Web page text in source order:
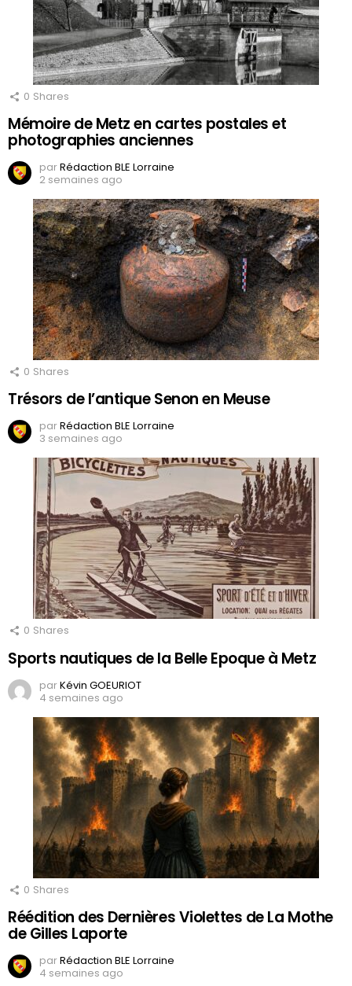
0 Shares
Mémoire de Metz en cartes postales et
photographies anciennes
parRédaction BLE Lorraine
2 semaines ago
0 Shares
Trésors de l’antique Senon en Meuse
parRédaction BLE Lorraine
3 semaines ago
0 Shares
Sports nautiques de la Belle Epoque à Metz
parKévin GOEURIOT
4 semaines ago
0 Shares
Réédition des Dernières Violettes de La Mothe
de Gilles Laporte
parRédaction BLE Lorraine
4 semaines ago